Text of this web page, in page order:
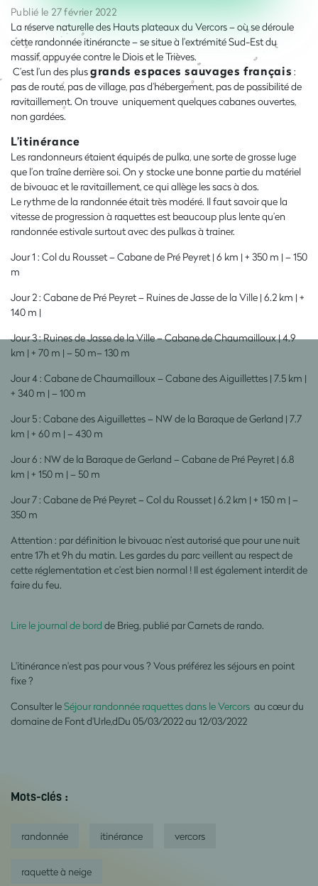
Publié le 27 février 2022
La réserve naturelle des Hauts plateaux du Vercors – où se déroule
cette randonnée itinérancte – se situe à l’extrémité Sud-Est du
massif, appuyée contre le Diois et le Trièves.
C’est l’un des plusgrands espaces sauvages français :
pas de route, pas de village, pas d’hébergement, pas de possibilité de
ravitaillement. On trouve uniquement quelques cabanes ouvertes,
non gardées.
L’itinérance
Les randonneurs étaient équipés de pulka, une sorte de grosse luge
que l’on traîne derrière soi. On y stocke une bonne partie du matériel
de bivouac et le ravitaillement, ce qui allège les sacs à dos.
Le rythme de la randonnée était très modéré. Il faut savoir que la
vitesse de progression à raquettes est beaucoup plus lente qu’en
randonnée estivale surtout avec des pulkas à trainer.
Jour 1 : Col du Rousset – Cabane de Pré Peyret | 6 km | + 350 m | – 150
m
Jour 2 : Cabane de Pré Peyret – Ruines de Jasse de la Ville | 6.2 km | +
140 m |
Jour 3 : Ruines de Jasse de la Ville – Cabane de Chaumailloux | 4.9
km | + 70 m | – 50 m– 130 m
Jour 4 : Cabane de Chaumailloux – Cabane des Aiguillettes | 7.5 km |
+ 340 m | – 100 m
Jour 5 : Cabane des Aiguillettes – NW de la Baraque de Gerland | 7.7
km | + 60 m | – 430 m
Jour 6 : NW de la Baraque de Gerland – Cabane de Pré Peyret | 6.8
km | + 150 m | – 50 m
Jour 7 : Cabane de Pré Peyret – Col du Rousset | 6.2 km | + 150 m | –
350 m
Attention : par définition le bivouac n’est autorisé que pour une nuit
entre 17h et 9h du matin. Les gardes du parc veillent au respect de
cette réglementation et c’est bien normal ! Il est également interdit de
faire du feu.
Lire le journal de bord de Brieg, publié par Carnets de rando.
L'itinérance n'est pas pour vous ? Vous préférez les séjours en point
fixe ?
Consulter leSéjour randonnée raquettes dans le Vercors au cœur du
domaine de Font d'Urle,dDu 05/03/2022 au 12/03/2022
Mots-clés :
randonnée itinérance vercors
raquette à neige